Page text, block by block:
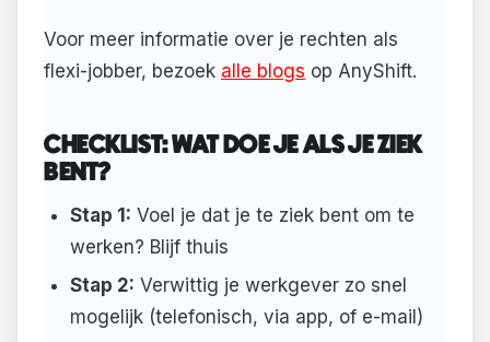
Voor meer informatie over je rechten als
flexi-jobber, bezoek alle blogs op AnyShift.
CHECKLIST: WAT DOE JE ALS JE ZIEK
BENT?
Stap 1: Voel je dat je te ziek bent om te
werken? Blijf thuis
Stap 2: Verwittig je werkgever zo snel
mogelijk (telefonisch, via app, of e-mail)